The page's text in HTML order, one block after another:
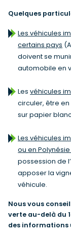
Quelques
Les véhicules
certains pays
doivent se
automobile en
Lesvéhicules
circuler, être en
sur papier
Les véhicules
ou en
possession de
apposer la
véhicule.
Nous vous
verte au-delà du
des informations